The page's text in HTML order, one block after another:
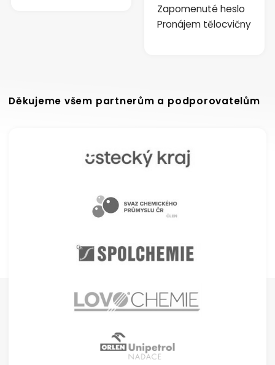
Zapomenuté heslo
Pronájem tělocvičny
Děkujeme všem partnerům a podporovatelům